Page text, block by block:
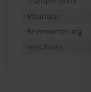
Mounting
Beinerweiterung
Verschluss